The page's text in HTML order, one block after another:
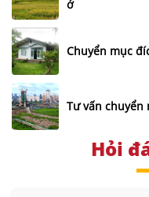
ở
Chuyển mục
Tư vấn
Hỏi